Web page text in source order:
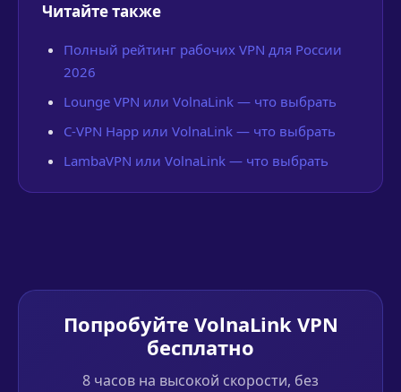
Читайте также
Полный рейтинг рабочих VPN для России
2026
Lounge VPN или VolnaLink — что выбрать
C-VPN Happ или VolnaLink — что выбрать
LambaVPN или VolnaLink — что выбрать
Попробуйте VolnaLink VPN
бесплатно
8 часов на высокой скорости, без